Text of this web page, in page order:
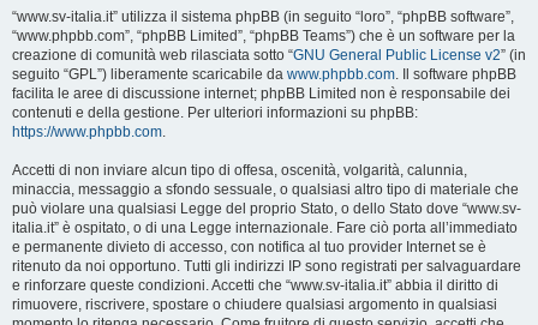
“www.sv-italia.it” utilizza il sistema phpBB (in seguito “loro”, “phpBB software”,
“www.phpbb.com”, “phpBB Limited”, “phpBB Teams”) che è un software per la
creazione di comunità web rilasciata sotto “GNU General Public License v2” (in
seguito “GPL”) liberamente scaricabile da www.phpbb.com. Il software phpBB
facilita le aree di discussione internet; phpBB Limited non è responsabile dei
contenuti e della gestione. Per ulteriori informazioni su phpBB:
https://www.phpbb.com.
Accetti di non inviare alcun tipo di offesa, oscenità, volgarità, calunnia,
minaccia, messaggio a sfondo sessuale, o qualsiasi altro tipo di materiale che
può violare una qualsiasi Legge del proprio Stato, o dello Stato dove “www.sv-
italia.it” è ospitato, o di una Legge internazionale. Fare ciò porta all’immediato
e permanente divieto di accesso, con notifica al tuo provider Internet se è
ritenuto da noi opportuno. Tutti gli indirizzi IP sono registrati per salvaguardare
e rinforzare queste condizioni. Accetti che “www.sv-italia.it” abbia il diritto di
rimuovere, riscrivere, spostare o chiudere qualsiasi argomento in qualsiasi